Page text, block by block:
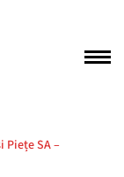
Piețe SA –